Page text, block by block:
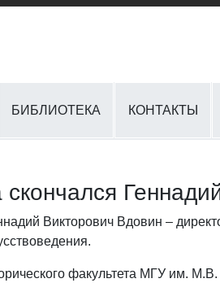
БИБЛИОТЕКА КОНТАКТЫ
скончался
Викторович Вдовин –
факультета МГУ им.